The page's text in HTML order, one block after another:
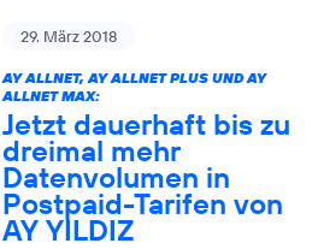
29. März 2018
AY ALLNET, AY ALLNET PLUS UND AY
ALLNET MAX:
Jetzt dauerhaft bis zu
dreimal mehr
Datenvolumen in
Postpaid-Tarifen von
AY YILDIZ